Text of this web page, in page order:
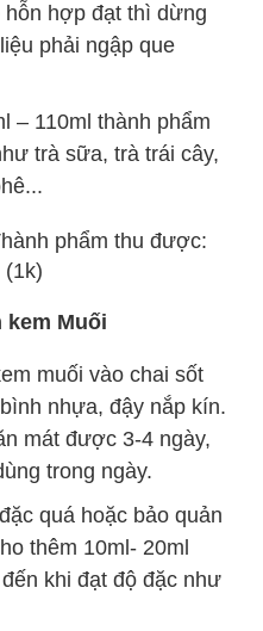
hỗn hợp đạt thì dừng
phải ngập que
– 110ml thành phẩm
trà sữa, trà trái cây,
phẩm thu được:
(1k)
kem Muối
muối vào chai sốt
nhựa, đậy nắp kín.
mát được 3-4 ngày,
trong ngày.
quá hoặc bảo quản
thêm 10ml- 20ml
khi đạt độ đặc như